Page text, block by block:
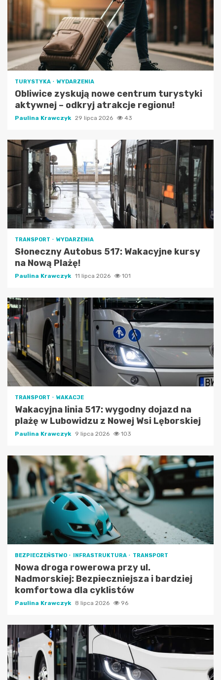
TURYSTYKA WYDARZENIA
Obliwice zyskują nowe centrum turystyki
aktywnej – odkryj atrakcje regionu!
Paulina Krawczyk 29 lipca 2026 43
TRANSPORT WYDARZENIA
Słoneczny Autobus 517: Wakacyjne kursy
na Nową Plażę!
Paulina Krawczyk 11 lipca 2026 101
TRANSPORT WAKACJE
Wakacyjna linia 517: wygodny dojazd na
plażę w Lubowidzu z Nowej Wsi Lęborskiej
Paulina Krawczyk 9 lipca 2026 103
BEZPIECZEŃSTWO INFRASTRUKTURA TRANSPORT
Nowa droga rowerowa przy ul.
Nadmorskiej: Bezpieczniejsza i bardziej
komfortowa dla cyklistów
Paulina Krawczyk 8 lipca 2026 96